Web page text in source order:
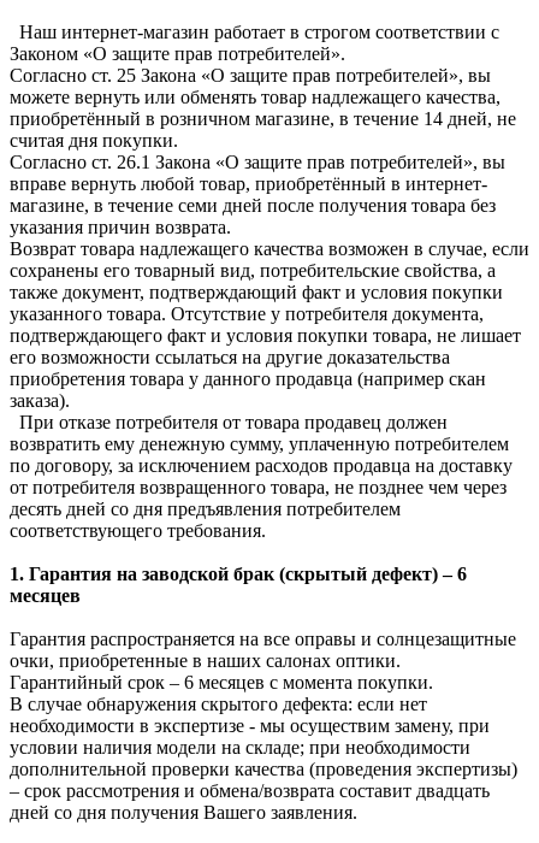
Наш интернет-магазин работает в строгом соответствии с
Законом «О защите прав потребителей».
Согласно ст. 25 Закона «О защите прав потребителей», вы
можете вернуть или обменять товар надлежащего качества,
приобретённый в розничном магазине, в течение 14 дней, не
считая дня покупки.
Согласно ст. 26.1 Закона «О защите прав потребителей», вы
вправе вернуть любой товар, приобретённый в интернет-
магазине, в течение семи дней после получения товара без
указания причин возврата.
Возврат товара надлежащего качества возможен в случае, если
сохранены его товарный вид, потребительские свойства, а
также документ, подтверждающий факт и условия покупки
указанного товара. Отсутствие у потребителя документа,
подтверждающего факт и условия покупки товара, не лишает
его возможности ссылаться на другие доказательства
приобретения товара у данного продавца (например скан
заказа).
При отказе потребителя от товара продавец должен
возвратить ему денежную сумму, уплаченную потребителем
по договору, за исключением расходов продавца на доставку
от потребителя возвращенного товара, не позднее чем через
десять дней со дня предъявления потребителем
соответствующего требования.
1. Гарантия на заводской брак (скрытый дефект) – 6
месяцев
Гарантия распространяется на все оправы и солнцезащитные
очки, приобретенные в наших салонах оптики.
Гарантийный срок – 6 месяцев с момента покупки.
В случае обнаружения скрытого дефекта: если нет
необходимости в экспертизе - мы осуществим замену, при
условии наличия модели на складе; при необходимости
дополнительной проверки качества (проведения экспертизы)
– срок рассмотрения и обмена/возврата составит двадцать
дней со дня получения Вашего заявления.